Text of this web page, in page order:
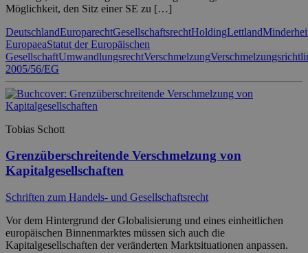
Möglichkeit, den Sitz einer SE zu […]
DeutschlandEuroparechtGesellschaftsrechtHoldingLettland
EuropaeaStatut der Europäischen
GesellschaftUmwandlungsrechtVerschmelzung
2005/56/EG
Tobias Schott
Grenzüberschreitende Verschmelzung von
Kapitalgesellschaften
Schriften zum Handels- und Gesellschaftsrecht
Vor dem Hintergrund der Globalisierung und eines einheitlichen
europäischen Binnenmarktes müssen sich auch die
Kapitalgesellschaften der veränderten Marktsituationen anpassen.